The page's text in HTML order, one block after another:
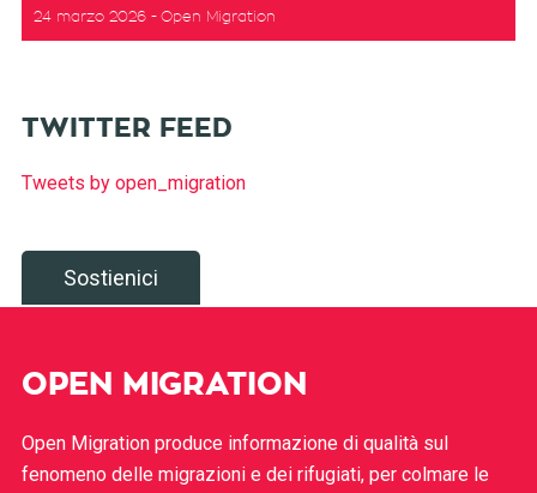
24 marzo 2026 Open Migration
TWITTER FEED
Tweets by open_migration
Sostienici
OPEN MIGRATION
Open Migration produce informazione di qualità sul
fenomeno delle migrazioni e dei rifugiati, per colmare le